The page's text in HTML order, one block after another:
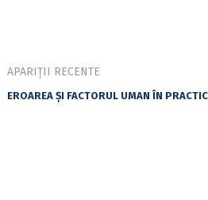
APARIȚII RECENTE
EROAREA ȘI FACTORUL UMAN ÎN